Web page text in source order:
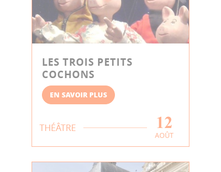
LES TROIS PETITS
COCHONS
EN SAVOIR PLUS
THÉÂTRE 12
AOÛT